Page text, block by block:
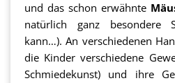
und das schon erwähnte
natürlich ganz besondere
kann…). An verschiedenen
die Kinder verschiedene
Schmiedekunst) und ihre